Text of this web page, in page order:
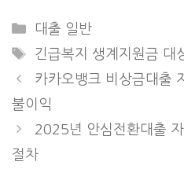
Categories
대출 일반
Tags
긴급복지 생계지원금 대
카카오뱅크 비상금대출
불이익
2025년 안심전환대출
절차